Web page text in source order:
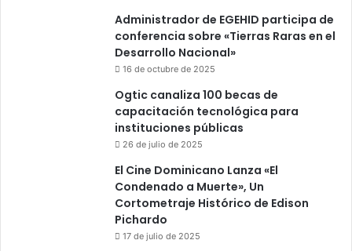
Administrador de EGEHID participa de
conferencia sobre «Tierras Raras en el
Desarrollo Nacional»
16 de octubre de 2025
Ogtic canaliza 100 becas de
capacitación tecnológica para
instituciones públicas
26 de julio de 2025
El Cine Dominicano Lanza «El
Condenado a Muerte», Un
Cortometraje Histórico de Edison
Pichardo
17 de julio de 2025